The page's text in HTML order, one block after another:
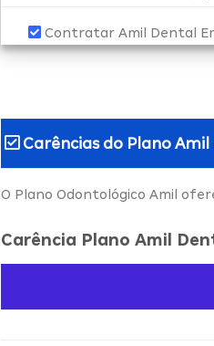
Contratar Amil Dental
Carências do Plano Amil
O Plano Odontológico Amil
Carência Plano Amil